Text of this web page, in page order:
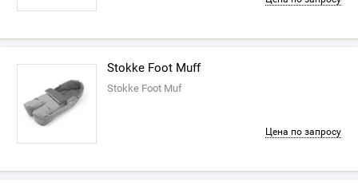
Stokke Foot Muff
Stokke Foot Muf
Цена по запросу